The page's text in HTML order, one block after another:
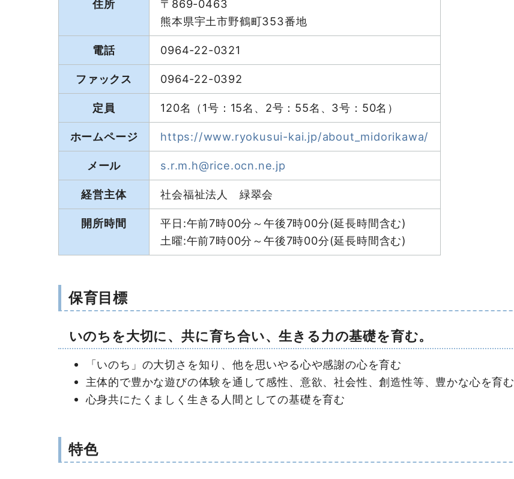
住所
〒869-0463
熊本県宇土市野鶴町353番地
電話 0964-22-0321
ファックス 0964-22-0392
定員 120名（1号：15名、2号：55名、3号：50名）
ホームページ https://www.ryokusui-kai.jp/about_midorikawa/
メール s.r.m.h@rice.ocn.ne.jp
経営主体 社会福祉法人 緑翠会
開所時間
平日:午前7時00分～午後7時00分(延長時間含む)
土曜:午前7時00分～午後7時00分(延長時間含む)
保育目標
いのちを大切に、共に育ち合い、生きる力の基礎を育む。
「いのち」の大切さを知り、他を思いやる心や感謝の心を育む
主体的で豊かな遊びの体験を通して感性、意欲、社会性、創造性等、豊かな心を育む
心身共にたくましく生きる人間としての基礎を育む
特色